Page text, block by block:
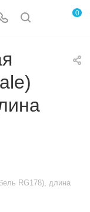
0
RG178), длина